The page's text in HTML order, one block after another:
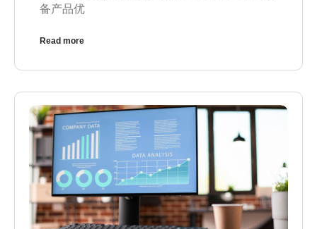
备产品优
Read more